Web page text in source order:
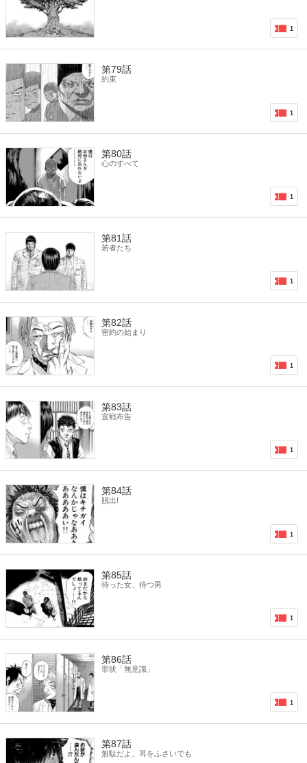
1
第79話
約束
1
第80話
心のすべて
1
第81話
若者たち
1
第82話
密約の始まり
1
第83話
宣戦布告
1
第84話
脱出!
1
第85話
待った女、待つ男
1
第86話
罪状「無意識」
1
第87話
無駄だよ、耳をふさいでも